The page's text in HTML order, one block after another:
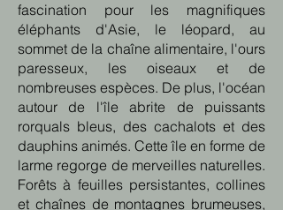
fascination pour les magnifiques
éléphants d'Asie, le léopard, au
sommet de la chaîne alimentaire, l'ours
paresseux, les oiseaux et de
nombreuses espèces. De plus, l'océan
autour de l'île abrite de puissants
rorquals bleus, des cachalots et des
dauphins animés. Cette île en forme de
larme regorge de merveilles naturelles.
Forêts à feuilles persistantes, collines
et chaînes de montagnes brumeuses,